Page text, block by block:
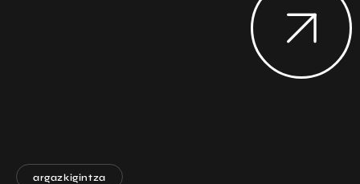
argazkigintza